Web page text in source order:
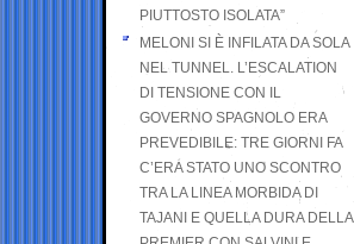
PIUTTOSTO ISOLATA”
MELONI SI È INFILATA DA SOLA
NEL TUNNEL. L’ESCALATION
DI TENSIONE CON IL
GOVERNO SPAGNOLO ERA
PREVEDIBILE: TRE GIORNI FA
C’ERA STATO UNO SCONTRO
TRA LA LINEA MORBIDA DI
TAJANI E QUELLA DURA DELLA